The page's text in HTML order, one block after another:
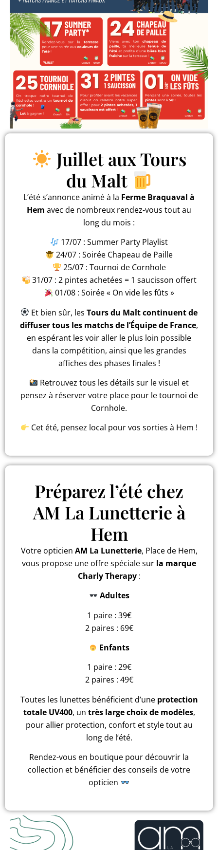
Juillet aux Tours
du Malt
L’été s’annonce animé à la Ferme Braquaval à
Hem avec de nombreux rendez-vous tout au
long du mois :
17/07 : Summer Party Playlist
24/07 : Soirée Chapeau de Paille
25/07 : Tournoi de Cornhole
31/07 : 2 pintes achetées = 1 saucisson offert
01/08 : Soirée « On vide les fûts »
Et bien sûr, lesTours du Malt continuent de
diffuser tous les matchs de l’Équipe de France,
en espérant les voir aller le plus loin possible
dans la compétition, ainsi que les grandes
affiches des phases finales !
Retrouvez tous les détails sur le visuel et
pensez à réserver votre place pour le tournoi de
Cornhole.
Cet été, pensez local pour vos sorties à Hem !
Préparez l’été chez
AM La Lunetterie à
Hem
Votre opticien AM La Lunetterie, Place de Hem,
vous propose une offre spéciale sur la marque
Charly Therapy:
Adultes
1 paire : 39€
2 paires : 69€
Enfants
1 paire : 29€
2 paires : 49€
Toutes les lunettes bénéficient d’une protection
totale UV400, un très large choix de modèles,
pour allier protection, confort et style tout au
long de l’été.
Rendez-vous en boutique pour découvrir la
collection et bénéficier des conseils de votre
opticien